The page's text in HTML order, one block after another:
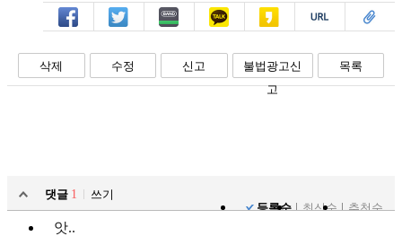
페북 트윗 밴드 카톡 카스 복사 스크랩
삭제 수정 신고
불법광고신
고
목록
댓글 1
쓰기
등록순
최신순 추천순
앗..